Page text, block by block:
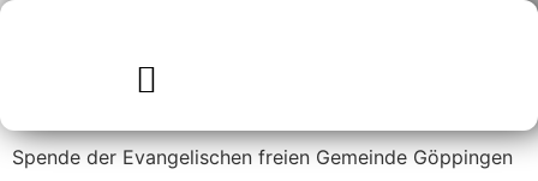
Spende der Evangelischen freien Gemeinde Göppingen